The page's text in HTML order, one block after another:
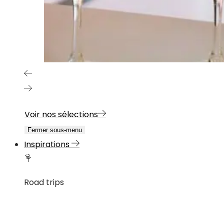
Voir nos sélections
Fermer sous-menu
Inspirations
Road trips